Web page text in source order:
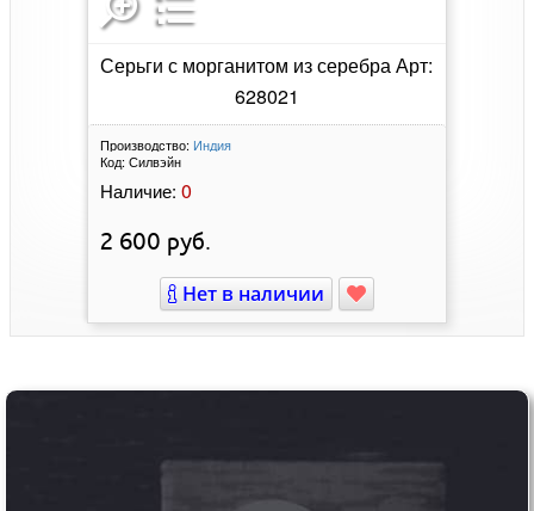
Серьги с морганитом из серебра Арт:
628021
Производство: Индия
Код: Силвэйн
Наличие: 0
2 600 руб.
Нет в наличии